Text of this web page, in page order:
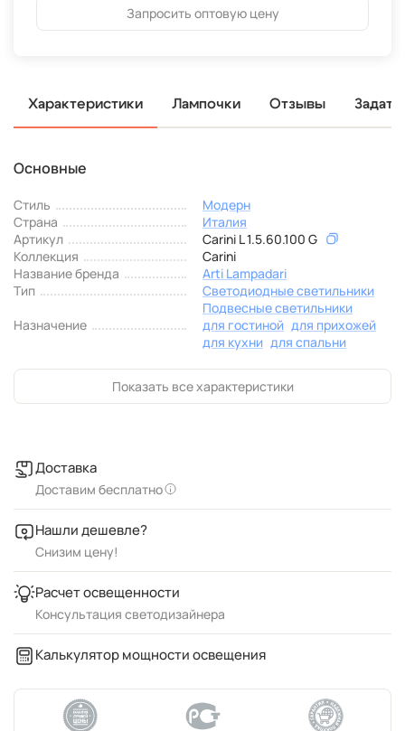
Запросить оптовую цену
Характеристики Лампочки Отзывы
Основные
Стиль
Модерн
Страна
Италия
Артикул
Carini L 1.5.60.100 G
Коллекция
Carini
Название бренда
Arti Lampadari
Тип
Светодиодные светильники
Подвесные светильники
Назначение
для гостиной для прихожей
для кухни для спальни
Показать все характеристики
Доставка
Доставим бесплатно
Нашли дешевле?
Снизим цену!
Расчет освещенности
Консультация светодизайнера
Калькулятор мощности освещения